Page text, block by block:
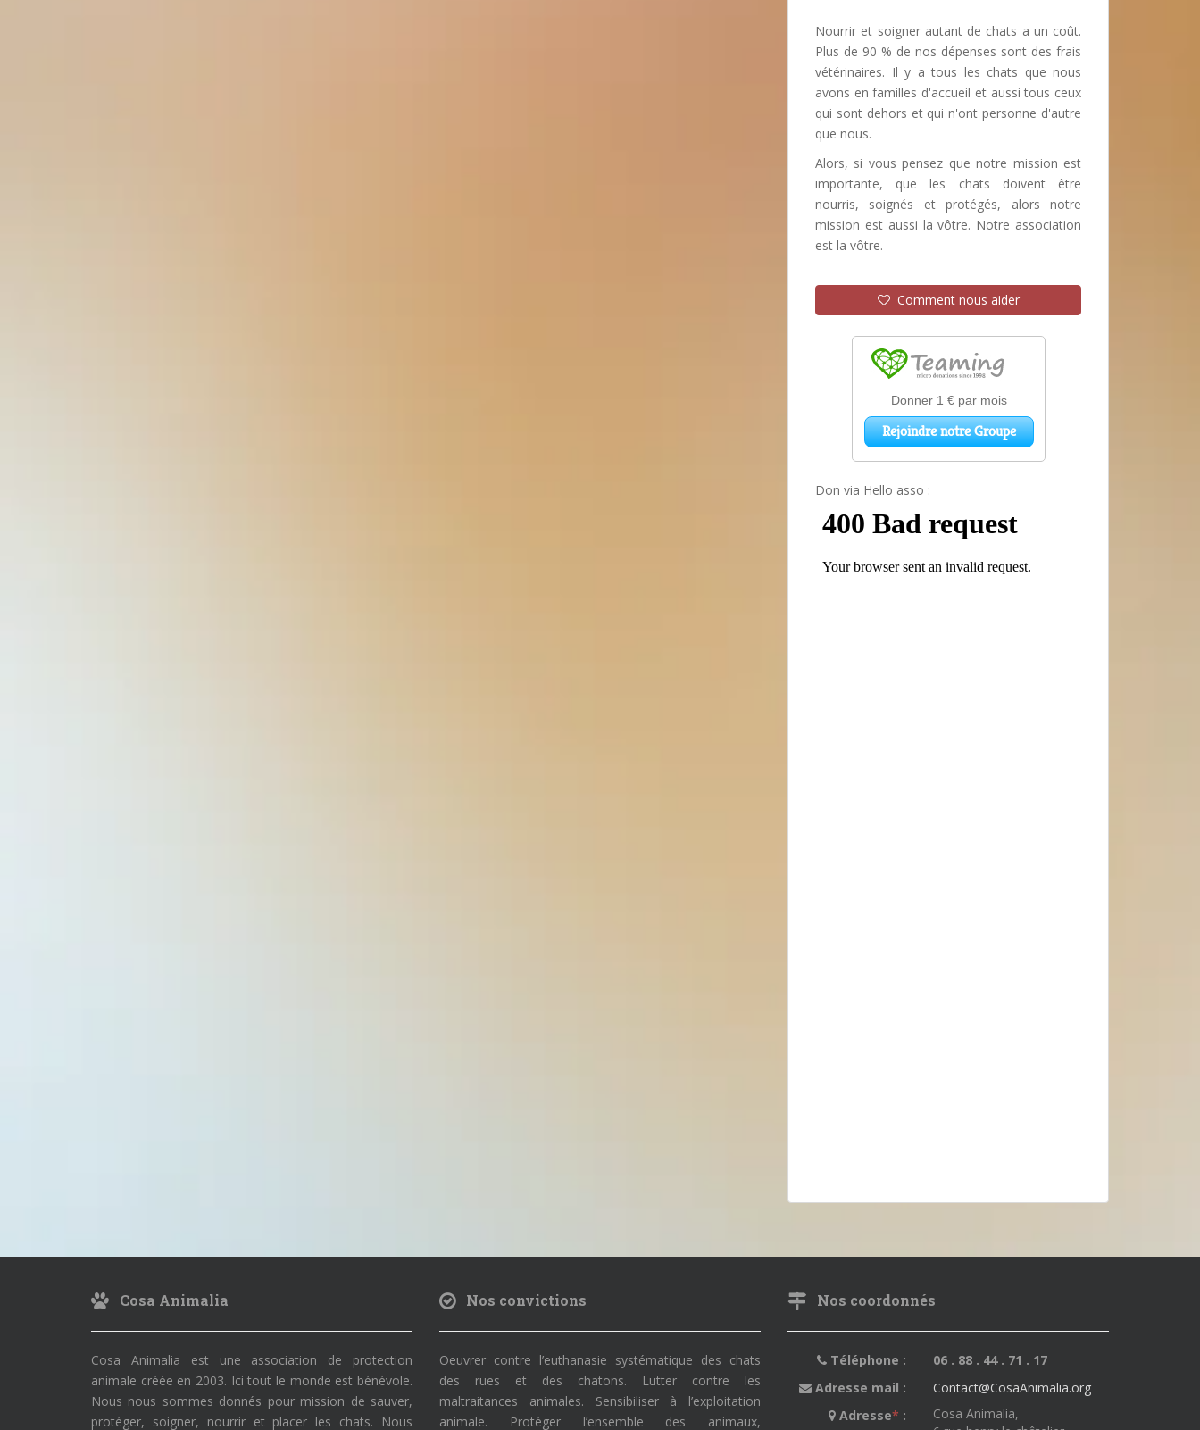
Nourrir et soigner autant de chats a un coût.
Plus de 90 % de nos dépenses sont des frais
vétérinaires. Il y a tous les chats que nous
avons en familles d'accueil et aussi tous ceux
qui sont dehors et qui n'ont personne d'autre
que nous.
Alors, si vous pensez que notre mission est
importante, que les chats doivent être
nourris, soignés et protégés, alors notre
mission est aussi la vôtre. Notre association
est la vôtre.
Comment nous aider
Don via Hello asso :
Cosa Animalia
Cosa Animalia est une association de protection
animale créée en 2003. Ici tout le monde est bénévole.
Nous nous sommes donnés pour mission de sauver,
protéger, soigner, nourrir et placer les chats. Nous
Nos convictions
Oeuvrer contre l’euthanasie systématique des chats
des rues et des chatons. Lutter contre les
maltraitances animales. Sensibiliser à l’exploitation
animale. Protéger l’ensemble des animaux,
Nos coordonnés
Téléphone :
06 . 88 . 44 . 71 . 17
Adresse mail :
Contact@CosaAnimalia.org
Adresse* :
Cosa Animalia,